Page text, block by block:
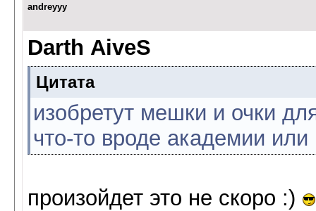
andreyyy
Darth AiveS
Цитата
изобретут мешки и очки
что-то вроде академии или
произойдет это не скоро :)